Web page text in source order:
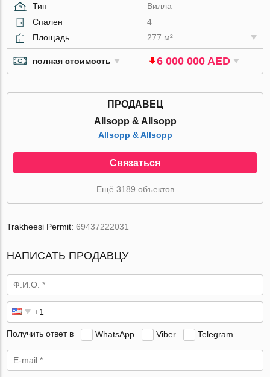
Тип
Вилла
Спален
4
Площадь
277 м²
полная стоимость 6 000 000 AED
ПРОДАВЕЦ
Allsopp & Allsopp
Allsopp & Allsopp
Связаться
Ещё 3189 объектов
Trakheesi Permit:69437222031
НАПИСАТЬ ПРОДАВЦУ
Получить ответ в WhatsApp Viber Telegram